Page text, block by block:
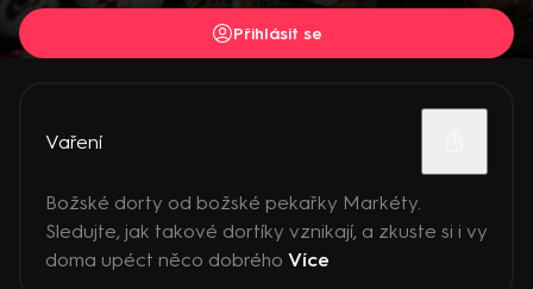
Přihlásit se
Vaření
Božské dorty od božské pekařky Markéty.
Sledujte, jak takové dortíky vznikají, a zkuste si i vy
doma upéct něco dobrého Více